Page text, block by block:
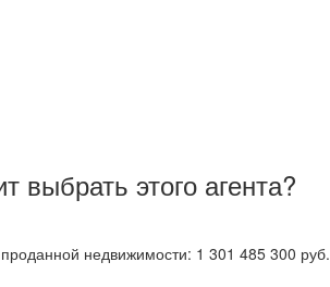
выбрать этого агента?
недвижимости: 1 301 485 300 руб.